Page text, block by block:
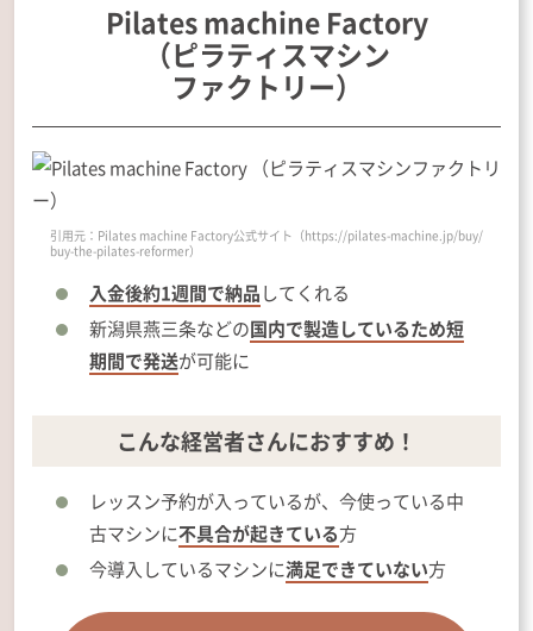
Pilates machine Factory
（ピラティスマシン
ファクトリー）
引用元：Pilates machine Factory公式サイト（https://pilates-machine.jp/buy/
buy-the-pilates-reformer）
入金後約1週間で納品してくれる
新潟県燕三条などの国内で製造しているため短
期間で発送が可能に
こんな経営者さんにおすすめ！
レッスン予約が入っているが、今使っている中
古マシンに不具合が起きている方
今導入しているマシンに満足できていない方